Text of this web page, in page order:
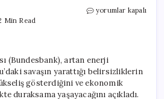
Min Read
Almanya
Krizi
ve
Savaş
Ekonomiyi
yorumlar kapalı
(Bundesbank), artan enerji
savaşın yarattığı belirsizliklerin
gösterdiğini ve ekonomik
duraksama yaşayacağını açıkladı.